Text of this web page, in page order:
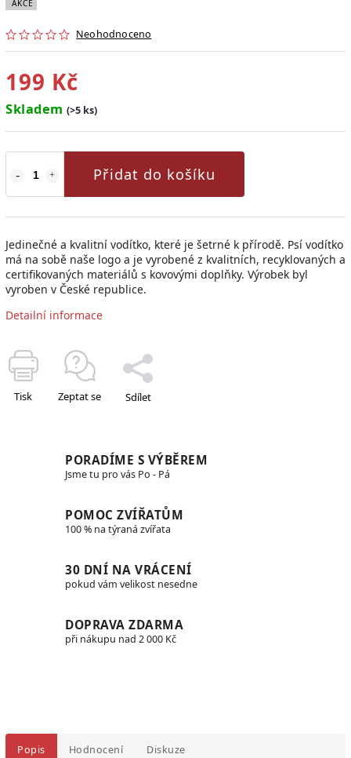
AKCE
Neohodnoceno
199 Kč
Skladem (>5 ks)
Přidat do košíku
Jedinečné a kvalitní vodítko, které je šetrné k přírodě. Psí vodítko
má na sobě naše logo a je vyrobené z kvalitních, recyklovaných a
certifikovaných materiálů s kovovými doplňky. Výrobek byl
vyroben v České republice.
Detailní informace
Tisk Zeptat se Sdílet
PORADÍME S VÝBĚREM
Jsme tu pro vás Po - Pá
POMOC ZVÍŘATŮM
100 % na týraná zvířata
30 DNÍ NA VRÁCENÍ
pokud vám velikost nesedne
DOPRAVA ZDARMA
při nákupu nad 2 000 Kč
Popis Hodnocení Diskuze